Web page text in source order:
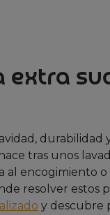
durabilidad
tras unos
al encogimiento
resolver estos
y descubre